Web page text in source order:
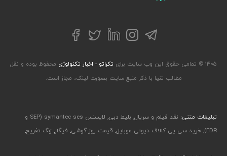
تلگراماینستاگرام
لینکداینتوییترفیسبوک
۱۴۰۵ © تمامی حقوق این وب سایت برای تکراتو - اخبار تکنولوژی محفوظ بوده و نقل
مطالب تنها با ذکر منبع سایت بصورت لینک، مجاز است.
تبلیغات متنی: نقد فیلم و سریال, بلیط دبی,
لایسنس symantec ses (SEP و
EDR)
, خرید سی پی کالاف دیوتی موبایل, قیمت روز گوشی, فیگار, زنگ تفریح,